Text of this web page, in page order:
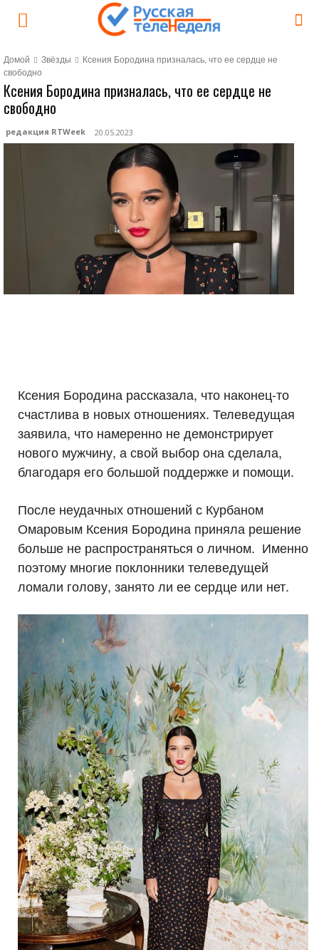
Домой Звёзды
Ксения Бородина призналась, что ее сердце не
свободно
Ксения Бородина призналась, что ее сердце не
свободно
редакция RTWeek 20.05.2023
Ксения Бородина рассказала, что наконец-то
счастлива в новых отношениях. Телеведущая
заявила, что намеренно не демонстрирует
нового мужчину, а свой выбор она сделала,
благодаря его большой поддержке и помощи.
После неудачных отношений с Курбаном
Омаровым Ксения Бородина приняла решение
больше не распространяться о личном. Именно
поэтому многие поклонники телеведущей
ломали голову, занято ли ее сердце или нет.